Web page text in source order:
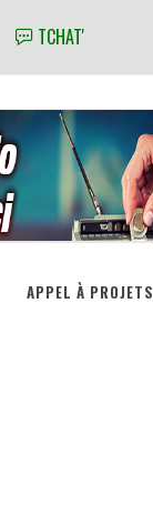
TCHAT'
APPEL À PROJETS